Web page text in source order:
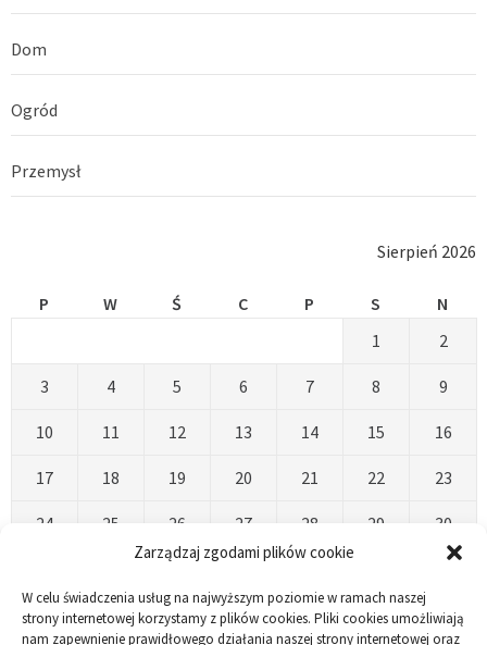
Zarządzaj zgodami plików cookie
W celu świadczenia usług na najwyższym poziomie w ramach naszej
strony internetowej korzystamy z plików cookies. Pliki cookies umożliwiają
nam zapewnienie prawidłowego działania naszej strony internetowej oraz
Dom
Ogród
Przemysł
Sierpień 2026
P W Ś C P S
N
1
2
3 4 5 6 7 8 9
10 11 12 13 14 15 16
17 18 19 20 21 22 23
24 25 26 27 28 29 30
« Kwi